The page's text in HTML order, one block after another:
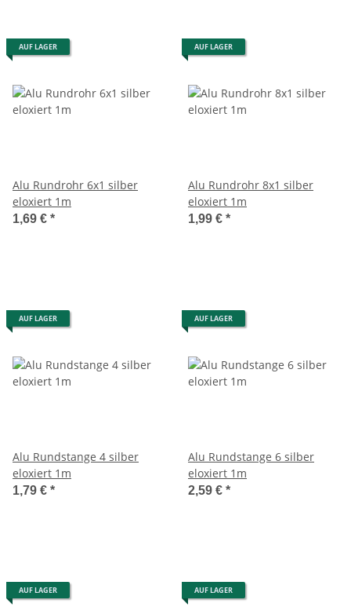
AUF LAGER
Alu Rundrohr 6x1 silber
eloxiert 1m
1,69 € *
AUF LAGER
Alu Rundrohr 8x1 silber
eloxiert 1m
1,99 € *
AUF LAGER
Alu Rundstange 4 silber
eloxiert 1m
1,79 € *
AUF LAGER
Alu Rundstange 6 silber
eloxiert 1m
2,59 € *
AUF LAGER AUF LAGER